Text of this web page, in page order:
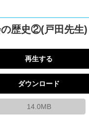
歴史②(戸田先生)
再生する
ダウンロード
14.0MB